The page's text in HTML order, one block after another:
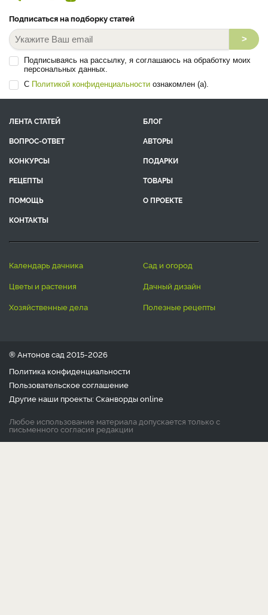
Подписаться на подборку статей
>
Подписываясь на рассылку, я соглашаюсь на обработку моих
персональных данных.
С Политикой конфиденциальности ознакомлен (а).
ЛЕНТА СТАТЕЙ
БЛОГ
ВОПРОС-ОТВЕТ
АВТОРЫ
КОНКУРСЫ
ПОДАРКИ
РЕЦЕПТЫ
ТОВАРЫ
ПОМОЩЬ
О ПРОЕКТЕ
КОНТАКТЫ
календарь дачника
сад и огород
цветы и растения
дачный дизайн
хозяйственные дела
полезные рецепты
® Антонов сад 2015-2026
Политика конфиденциальности
Пользовательское соглашение
Другие наши проекты: Сканвордыonline
Любое использование материала допускается только с
письменного согласия редакции